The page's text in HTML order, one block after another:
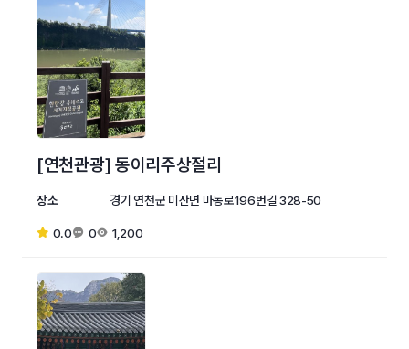
[연천관광] 동이리주상절리
장소 경기 연천군 미산면 마동로196번길 328-50
0.0 0 1,200